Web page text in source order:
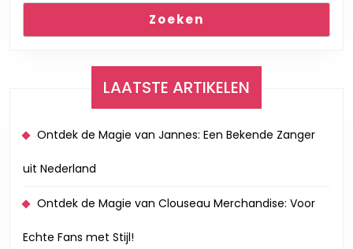
Zoeken
LAATSTE ARTIKELEN
Ontdek de Magie van Jannes: Een Bekende Zanger
uit Nederland
Ontdek de Magie van Clouseau Merchandise: Voor
Echte Fans met Stijl!